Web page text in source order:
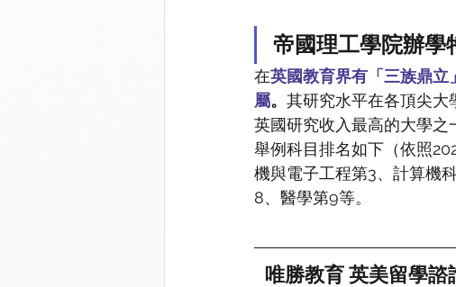
帝國理工學院辦學
在英國教育界有「三族鼎
屬。 其研究水平在各頂尖大
英國研究收入最高的大學之
舉例科目排名如下（依照
機與電子工程第3、計算機
8、醫學第9等。
唯勝教育 英美留學諮